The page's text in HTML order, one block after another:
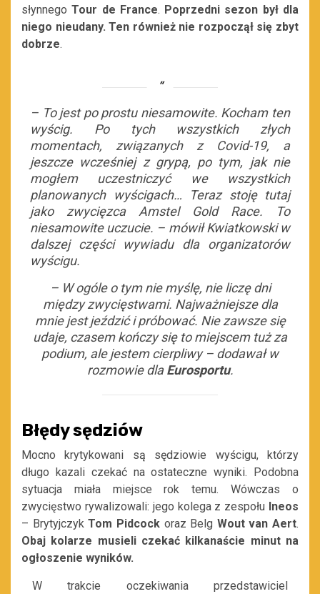
słynnegoTour de France. Poprzedni sezon był dla
niego nieudany. Ten również nie rozpoczął się zbyt
dobrze.
– To jest po prostu niesamowite. Kocham ten
wyścig. Po tych wszystkich złych
momentach, związanych z Covid-19, a
jeszcze wcześniej z grypą, po tym, jak nie
mogłem uczestniczyć we wszystkich
planowanych wyścigach… Teraz stoję tutaj
jako zwycięzca Amstel Gold Race. To
niesamowite uczucie. – mówił Kwiatkowski w
dalszej części wywiadu dla organizatorów
wyścigu.
– W ogóle o tym nie myślę, nie liczę dni
między zwycięstwami. Najważniejsze dla
mnie jest jeździć i próbować. Nie zawsze się
udaje, czasem kończy się to miejscem tuż za
podium, ale jestem cierpliwy – dodawałw
rozmowie dlaEurosportu.
Błędy sędziów
Mocno krytykowani są sędziowie wyścigu, którzy
długo kazali czekać na ostateczne wyniki. Podobna
sytuacja miała miejsce rok temu. Wówczas o
zwycięstwo rywalizowali: jego kolega z zespołu Ineos
– BrytyjczykTom Pidcockoraz Belg Wout van Aert.
Obaj kolarze musieli czekać kilkanaście minut na
ogłoszenie wyników.
W trakcie oczekiwania przedstawiciel